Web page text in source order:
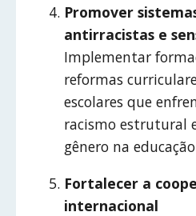
Promover
antirracistas e
Implementar
reformas
escolares que
racismo estrutural
gênero na
Fortalecer a
internacional